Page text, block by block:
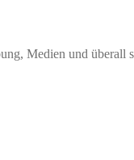
Medien und überall